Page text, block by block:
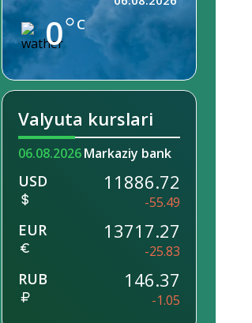
0 C
Valyuta kurslari
06.08.2026Markaziy bank
USD 11886.72
-55.49
EUR 13717.27
-25.83
RUB 146.37
-1.05